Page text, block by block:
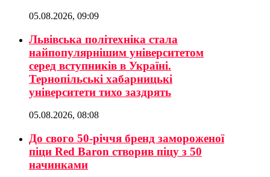
05.08.2026, 09:09
Львівська політехніка стала
найпопулярнішим університетом
серед вступників в Україні.
Тернопільські хабарницькі
університети тихо заздрять
05.08.2026, 08:08
До свого 50-річчя бренд замороженої
піци Red Baron створив піцу з 50
начинками